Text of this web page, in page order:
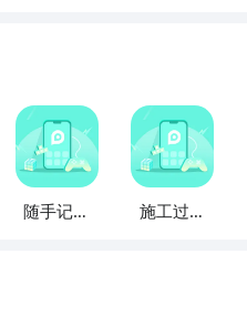
用的理财记账工具，帮助
多种报表和图表展示，
资产管理的金融理财应
理功能，支持多账户管理
产增值。
资理财工具，提供实时
助您做出明智的投资决
随手记账
施工过程